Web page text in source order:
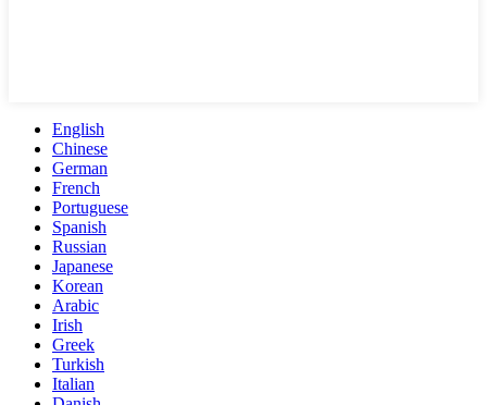
English
Chinese
German
French
Portuguese
Spanish
Russian
Japanese
Korean
Arabic
Irish
Greek
Turkish
Italian